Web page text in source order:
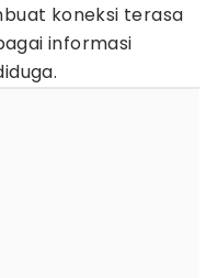
koneksi terasa
informasi